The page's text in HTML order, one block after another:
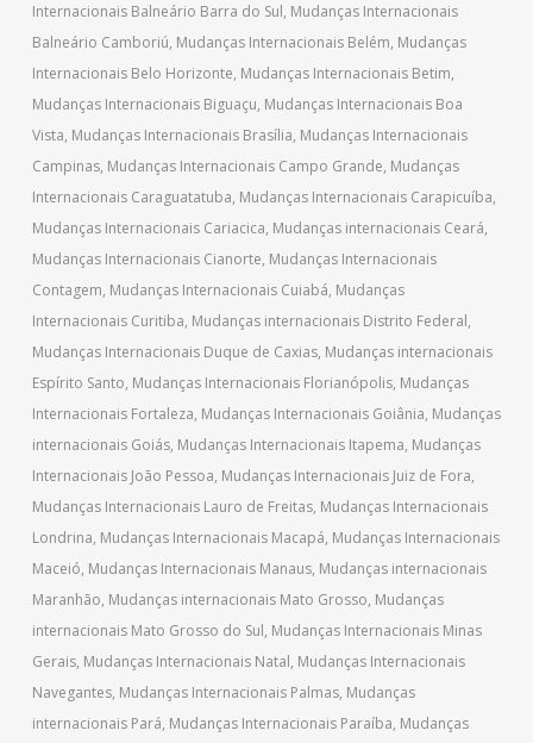
Internacionais Balneário Barra do Sul, Mudanças Internacionais
Balneário Camboriú, Mudanças Internacionais Belém, Mudanças
Internacionais Belo Horizonte, Mudanças Internacionais Betim,
Mudanças Internacionais Biguaçu, Mudanças Internacionais Boa
Vista, Mudanças Internacionais Brasília, Mudanças Internacionais
Campinas, Mudanças Internacionais Campo Grande, Mudanças
Internacionais Caraguatatuba, Mudanças Internacionais Carapicuíba,
Mudanças Internacionais Cariacica, Mudanças internacionais Ceará,
Mudanças Internacionais Cianorte, Mudanças Internacionais
Contagem, Mudanças Internacionais Cuiabá, Mudanças
Internacionais Curitiba, Mudanças internacionais Distrito Federal,
Mudanças Internacionais Duque de Caxias, Mudanças internacionais
Espírito Santo, Mudanças Internacionais Florianópolis, Mudanças
Internacionais Fortaleza, Mudanças Internacionais Goiânia, Mudanças
internacionais Goiás, Mudanças Internacionais Itapema, Mudanças
Internacionais João Pessoa, Mudanças Internacionais Juiz de Fora,
Mudanças Internacionais Lauro de Freitas, Mudanças Internacionais
Londrina, Mudanças Internacionais Macapá, Mudanças Internacionais
Maceió, Mudanças Internacionais Manaus, Mudanças internacionais
Maranhão, Mudanças internacionais Mato Grosso, Mudanças
internacionais Mato Grosso do Sul, Mudanças Internacionais Minas
Gerais, Mudanças Internacionais Natal, Mudanças Internacionais
Navegantes, Mudanças Internacionais Palmas, Mudanças
internacionais Pará, Mudanças Internacionais Paraíba, Mudanças